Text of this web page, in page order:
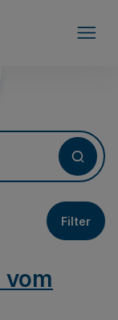
Filter
vom